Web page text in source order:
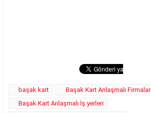
başak kart
Başak Kart Anlaşmalı Firmalar
Başak Kart Anlaşmalı İş yerleri